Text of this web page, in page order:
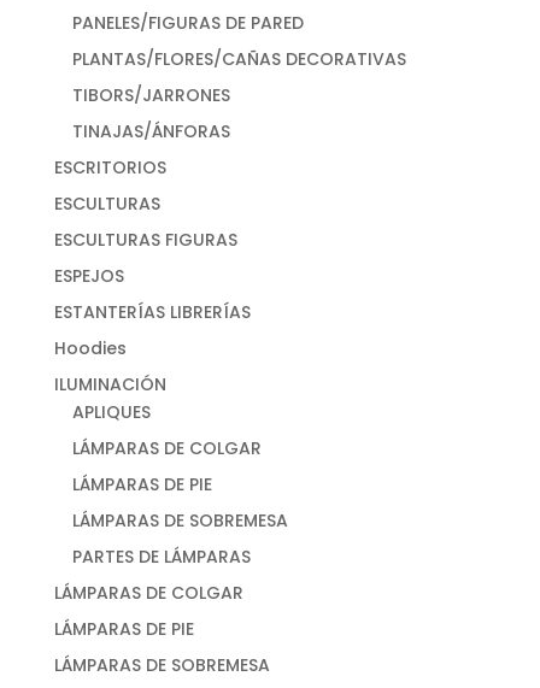
PANELES/FIGURAS DE PARED
PLANTAS/FLORES/CAÑAS DECORATIVAS
TIBORS/JARRONES
TINAJAS/ÁNFORAS
ESCRITORIOS
ESCULTURAS
ESCULTURAS FIGURAS
ESPEJOS
ESTANTERÍAS LIBRERÍAS
Hoodies
ILUMINACIÓN
APLIQUES
LÁMPARAS DE COLGAR
LÁMPARAS DE PIE
LÁMPARAS DE SOBREMESA
PARTES DE LÁMPARAS
LÁMPARAS DE COLGAR
LÁMPARAS DE PIE
LÁMPARAS DE SOBREMESA